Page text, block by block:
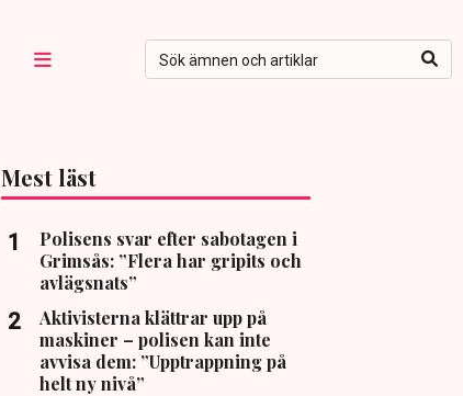
Mest läst
Polisens svar efter sabotagen i
Grimsås: ”Flera har gripits och
avlägsnats”
Aktivisterna klättrar upp på
maskiner – polisen kan inte
avvisa dem: ”Upptrappning på
helt ny nivå”